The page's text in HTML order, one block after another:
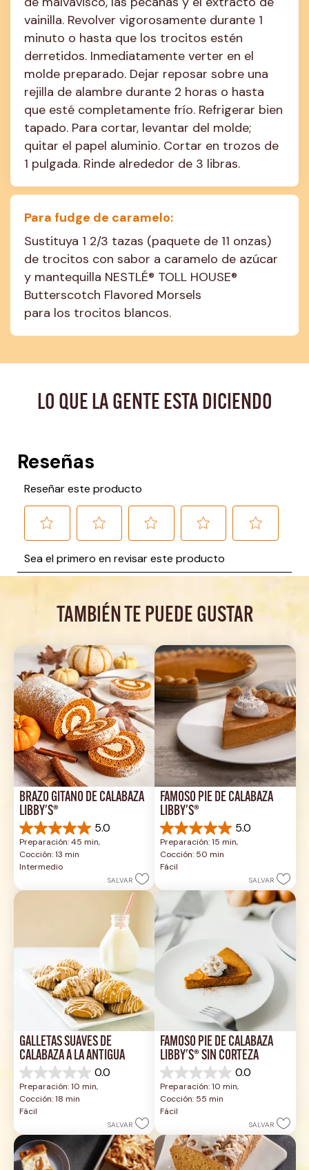
vainilla. Revolver vigorosamente durante 1
minuto o hasta que los trocitos estén
derretidos. Inmediatamente verter en el
molde preparado. Dejar reposar sobre una
rejilla de alambre durante 2 horas o hasta
que esté completamente frío. Refrigerar bien
tapado. Para cortar, levantar del molde;
quitar el papel aluminio. Cortar en trozos de
1 pulgada. Rinde alrededor de 3 libras.
Para fudge de caramelo:
Sustituya 1 2/3 tazas (paquete de 11 onzas)
de trocitos con sabor a caramelo de azúcar
y mantequilla NESTLÉ® TOLL HOUSE®
Butterscotch Flavored Morsels
para los trocitos blancos.
LO QUE LA GENTE ESTA DICIENDO
TAMBIÉN TE PUEDE GUSTAR
BRAZO GITANO DE CALABAZA
LIBBY'S®
5.0
5.0
de
5
estrellas.
reseña
Preparación: 45 min,
Cocción: 13 min
Intermedio
SALVAR
FAMOSO PIE DE CALABAZA
LIBBY'S®
5.0
5.0
de
5
estrellas.
reseñas
Preparación: 15 min,
Cocción: 50 min
Fácil
SALVAR
GALLETAS SUAVES DE
CALABAZA A LA ANTIGUA
0.0
0.0
de
5
estrellas.
Preparación: 10 min,
Cocción: 18 min
Fácil
SALVAR
FAMOSO PIE DE CALABAZA
LIBBY'S® SIN CORTEZA
0.0
0.0
de
5
estrellas.
Preparación: 10 min,
Cocción: 55 min
Fácil
SALVAR